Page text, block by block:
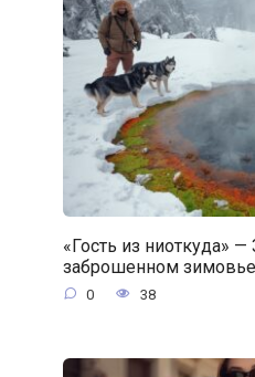
«Гость из ниоткуда»
заброшенном зимовье
0 38